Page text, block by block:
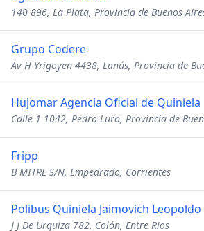
140 896, La Plata, Provincia de Buenos
Grupo Codere
Av H Yrigoyen 4438, Lanús, Provincia de
Hujomar Agencia Oficial de Quiniela
Calle 1 1042, Pedro Luro, Provincia de
Fripp
B MITRE S/N, Empedrado, Corrientes
Polibus Quiniela Jaimovich Leopoldo
J J De Urquiza 782, Colón, Entre Rios